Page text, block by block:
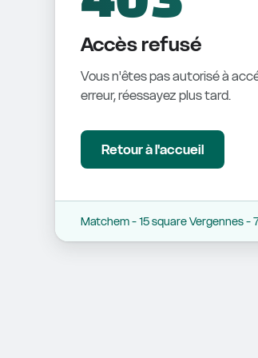
Accès refusé
Vous n'êtes pas autorisé à
erreur, réessayez plus tard.
Retour à l'accueil
Matchem - 15 square Vergennes -